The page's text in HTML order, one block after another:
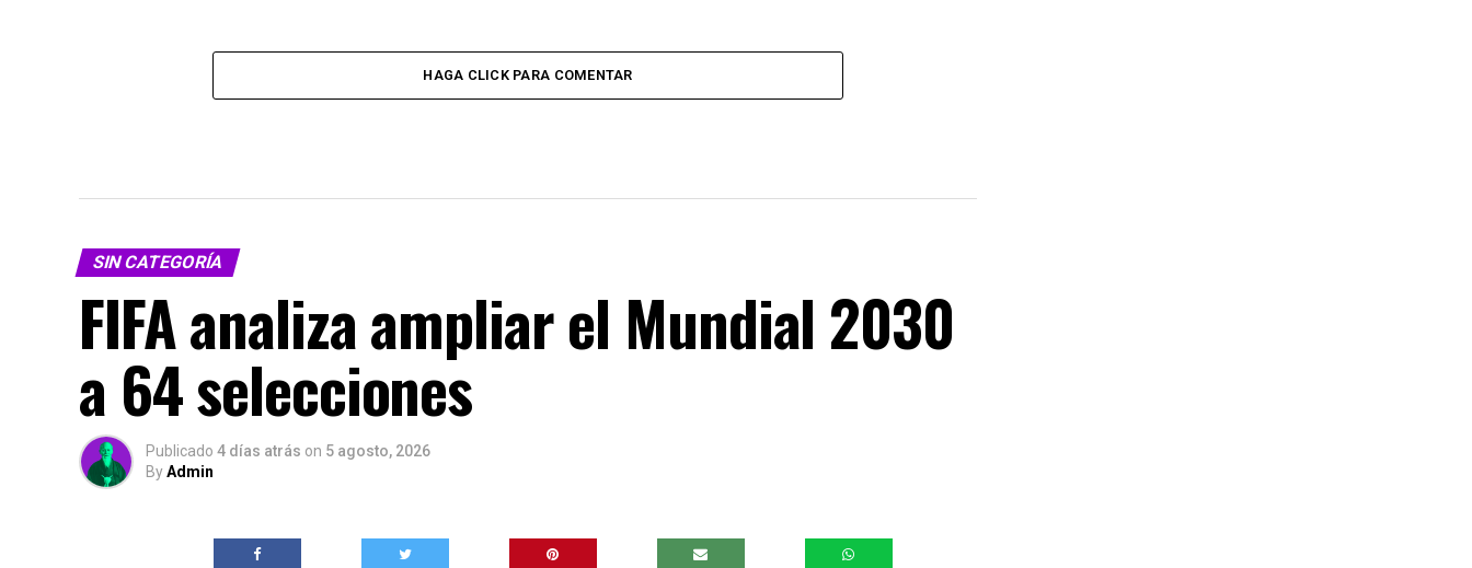
HAGA CLICK PARA COMENTAR
SIN CATEGORÍA
FIFA analiza ampliar el Mundial 2030
a 64 selecciones
Publicado 4 días atrás on 5 agosto, 2026
ByAdmin